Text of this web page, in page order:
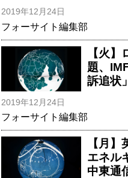
2019年12月24日
フォーサイト編集部
【火
題、
訴追状」
2019年12月24日
フォーサイト編集部
【月
エネル
中東通